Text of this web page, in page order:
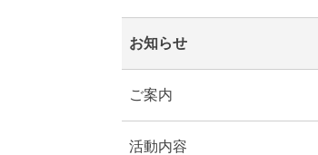
お知らせ
ご案内
活動内容